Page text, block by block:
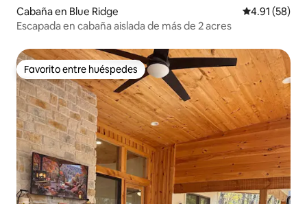
Cabaña en Blue Ridge Calificación
4.91 (58)
Escapada en cabaña aislada de más de 2 acres
Favorito entre huéspedes
Favorito entre huéspedes